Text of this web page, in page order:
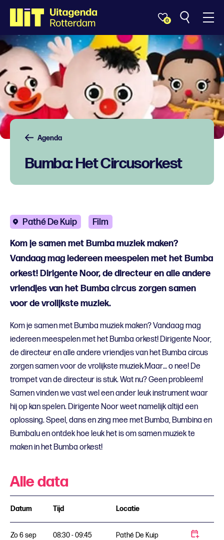
0
Agenda
Bumba: Het Circusorkest
Pathé De Kuip Film
Kom je samen met Bumba muziek maken?
Vandaag mag iedereen meespelen met het Bumba
orkest! Dirigente Noor, de directeur en alle andere
vriendjes van het Bumba circus zorgen samen
voor de vrolijkste muziek.
Kom je samen met Bumba muziek maken? Vandaag mag
iedereen meespelen met het Bumba orkest! Dirigente Noor,
de directeur en alle andere vriendjes van het Bumba circus
zorgen samen voor de vrolijkste muziek.Maar… o nee! De
trompet van de directeur is stuk. Wat nu? Geen probleem!
Samen vinden we vast wel een ander leuk instrument waar
hij op kan spelen. Dirigente Noor weet namelijk altijd een
oplossing. Speel, dans en zing mee met Bumba, Bumbina en
Bumbalu en ontdek hoe leuk het is om samen muziek te
maken in het Bumba orkest!
Alle data
Datum Tijd Locatie
Zo 6 sep 08:30 - 09:45 Pathé De Kuip